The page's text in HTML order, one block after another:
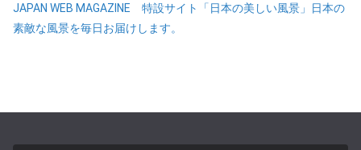
JAPAN WEB MAGAZINE 特設サイト「日本の美しい風景」日本の
素敵な風景を毎日お届けします。